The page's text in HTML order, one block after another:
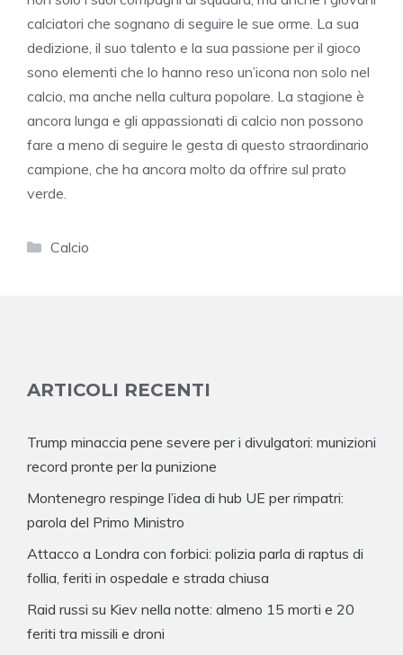
calciatori che sognano di seguire le sue orme. La sua
dedizione, il suo talento e la sua passione per il gioco
sono elementi che lo hanno reso un’icona non solo nel
calcio, ma anche nella cultura popolare. La stagione è
ancora lunga e gli appassionati di calcio non possono
fare a meno di seguire le gesta di questo straordinario
campione, che ha ancora molto da offrire sul prato
verde.
Categorie
Calcio
ARTICOLI RECENTI
Trump minaccia pene severe per i divulgatori: munizioni
record pronte per la punizione
Montenegro respinge l’idea di hub UE per rimpatri:
parola del Primo Ministro
Attacco a Londra con forbici: polizia parla di raptus di
follia, feriti in ospedale e strada chiusa
Raid russi su Kiev nella notte: almeno 15 morti e 20
feriti tra missili e droni